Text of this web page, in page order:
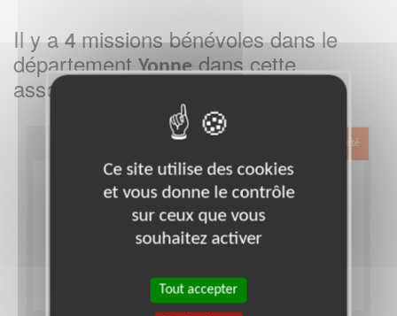
Il y a4missions bénévoles dans le
départementYonnedans cette
association
Exclusion & Pauvreté
Ce site utilise des cookies
et vous donne le contrôle
sur ceux que vous
souhaitez activer
Tout accepter